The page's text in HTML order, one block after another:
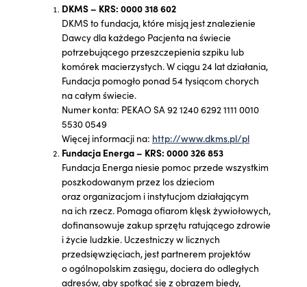
DKMS – KRS: 0000 318 602
DKMS to fundacja, które misją jest znalezienie
Dawcy dla każdego Pacjenta na świecie
potrzebującego przeszczepienia szpiku lub
komórek macierzystych. W ciągu 24 lat działania,
Fundacja pomogło ponad 54 tysiącom chorych
na całym świecie.
Numer konta: PEKAO SA 92 1240 6292 1111 0010
5530 0549
Więcej informacji na: http://www.dkms.pl/pl
Fundacja Energa – KRS: 0000 326 853
Fundacja Energa niesie pomoc przede wszystkim
poszkodowanym przez los dzieciom
oraz organizacjom i instytucjom działającym
na ich rzecz. Pomaga ofiarom klęsk żywiołowych,
dofinansowuje zakup sprzętu ratującego zdrowie
i życie ludzkie. Uczestniczy w licznych
przedsięwzięciach, jest partnerem projektów
o ogólnopolskim zasięgu, dociera do odległych
adresów, aby spotkać się z obrazem biedy,